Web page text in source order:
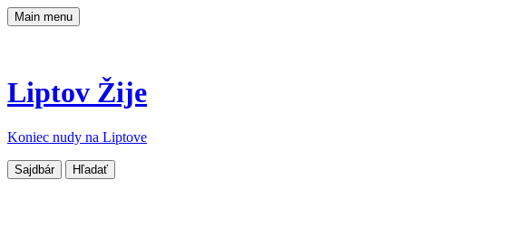
Main menu
Liptov Žije
Koniec nudy na Liptove
Sajdbár Hľadať